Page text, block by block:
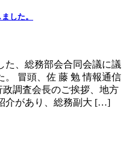
した。
た、総務部会合同会議に議
。 冒頭、佐 藤 勉 情報通信
調査会長のご挨拶、地方
介があり、総務副大 […]